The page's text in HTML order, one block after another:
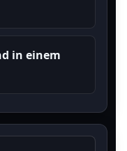
in einem